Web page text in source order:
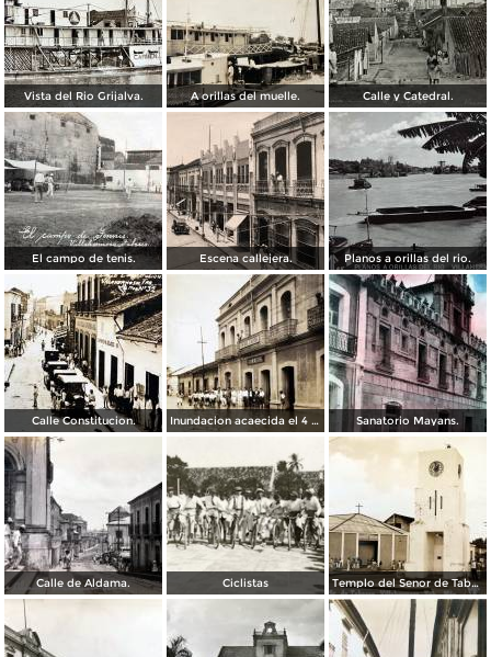
Vista del Rio Grijalva. A orillas del muelle. Calle y Catedral.
El campo de tenis. Escena callejera. Planos a orillas del rio.
Calle Constitucion. Inundacion acaecida el 4 de Noviembre de 1930. Sanatorio Mayans.
Calle de Aldama. Ciclistas Templo del Senor de Tabasco.